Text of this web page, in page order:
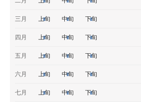
三月 上旬 中旬 下旬
四月 上旬 中旬 下旬
五月 上旬 中旬 下旬
六月 上旬 中旬 下旬
七月 上旬 中旬 下旬